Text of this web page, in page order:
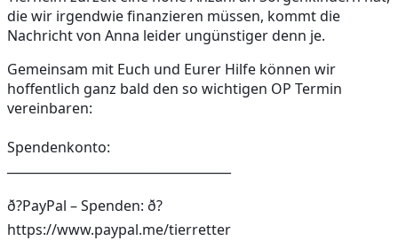
die wir irgendwie finanzieren müssen, kommt die
Nachricht von Anna leider ungünstiger denn je.
Gemeinsam mit Euch und Eurer Hilfe können wir
hoffentlich ganz bald den so wichtigen OP Termin
vereinbaren:
Spendenkonto:
ð?PayPal – Spenden: ð?
https://www.paypal.me/tierretter